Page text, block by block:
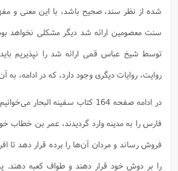
شده از نظر سند، صحیح باشد، با این معنی و
سنت معصومین ارائه شد دیگر مشکلی نخواهد
توسط شیخ عباس قمی ارائه شد را نپذیریم باید
روایت، روایات دیگری وجود دارد، که در ادامه، به
در ادامه صفحه 164 کتاب سفینه البحار
فارس را به مدینه وارد گردیدند، عمر بن خطاب
فروش رساند و مردان آن‌ها را برده قرار دهد تا
را بر دوش خود قرار دهند و طواف کعبه دهند.